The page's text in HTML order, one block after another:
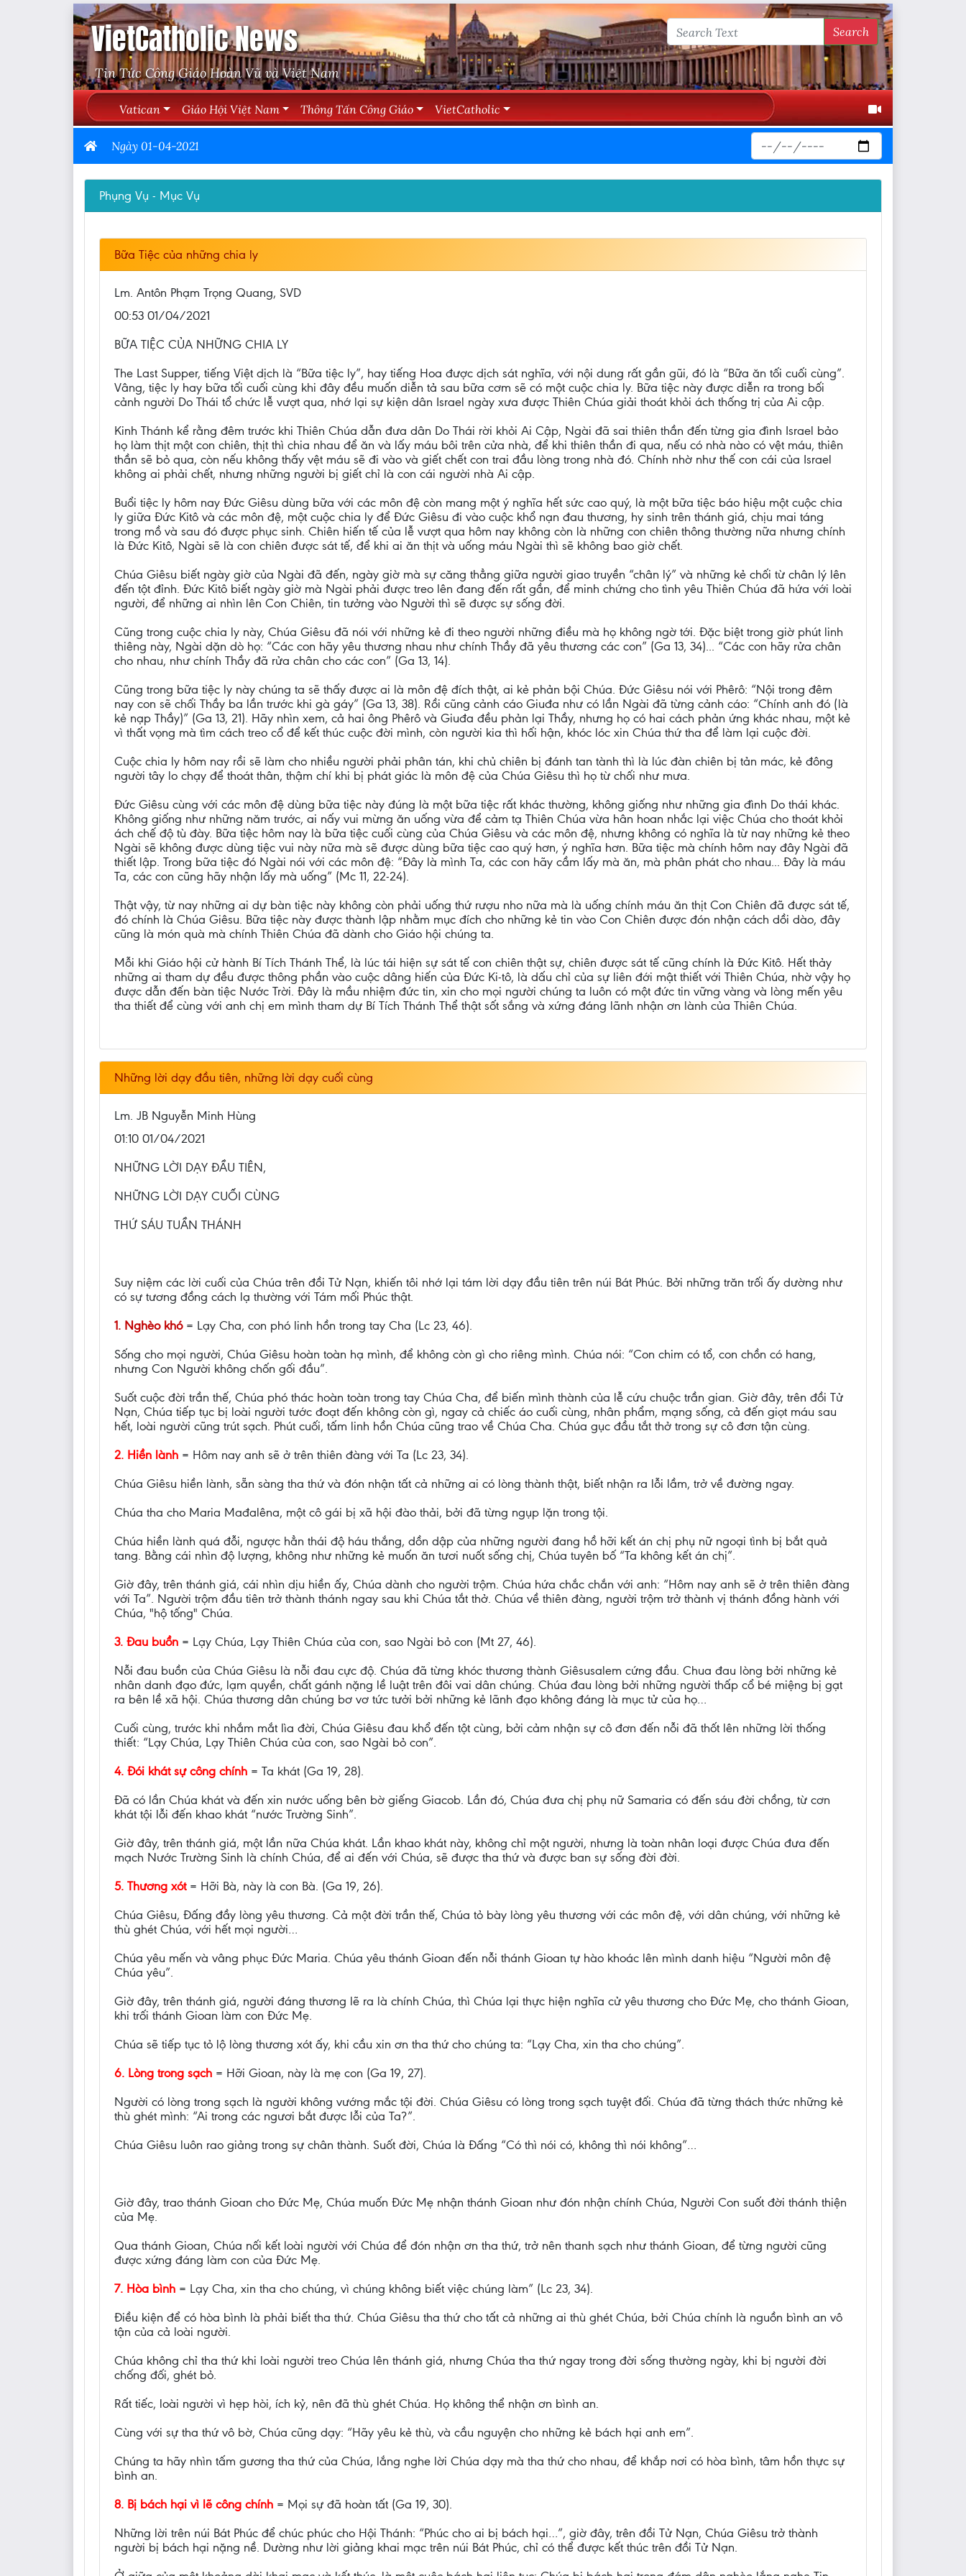
VietCatholic News
Tin Tức Công Giáo Hoàn Vũ và Việt Nam
Search
Vatican Giáo Hội Việt Nam Thông Tấn Công Giáo VietCatholic
Ngày 01-04-2021
Phụng Vụ - Mục Vụ
Bữa Tiệc của những chia ly
Lm. Antôn Phạm Trọng Quang, SVD
00:53 01/04/2021
BỮA TIỆC CỦA NHỮNG CHIA LY
The Last Supper, tiếng Việt dịch là “Bữa tiệc ly”, hay tiếng Hoa được dịch sát nghĩa, với nội dung rất gần gũi, đó là “Bữa ăn tối cuối cùng”.
Vâng, tiệc ly hay bữa tối cuối cùng khi đây đều muốn diễn tả sau bữa cơm sẽ có một cuộc chia ly. Bữa tiệc này được diễn ra trong bối
cảnh người Do Thái tổ chức lễ vượt qua, nhớ lại sự kiện dân Israel ngày xưa được Thiên Chúa giải thoát khỏi ách thống trị của Ai cập.
Kinh Thánh kể rằng đêm trước khi Thiên Chúa dẫn đưa dân Do Thái rời khỏi Ai Cập, Ngài đã sai thiên thần đến từng gia đình Israel bảo
họ làm thịt một con chiên, thịt thì chia nhau để ăn và lấy máu bôi trên cửa nhà, để khi thiên thần đi qua, nếu có nhà nào có vệt máu, thiên
thần sẽ bỏ qua, còn nếu không thấy vệt máu sẽ đi vào và giết chết con trai đầu lòng trong nhà đó. Chính nhờ như thế con cái của Israel
không ai phải chết, nhưng những người bị giết chỉ là con cái người nhà Ai cập.
Buổi tiệc ly hôm nay Đức Giêsu dùng bữa với các môn đệ còn mang một ý nghĩa hết sức cao quý, là một bữa tiệc báo hiệu một cuộc chia
ly giữa Đức Kitô và các môn đệ, một cuộc chia ly để Đức Giêsu đi vào cuộc khổ nạn đau thương, hy sinh trên thánh giá, chịu mai táng
trong mồ và sau đó được phục sinh. Chiên hiến tế của lễ vượt qua hôm nay không còn là những con chiên thông thường nữa nhưng chính
là Đức Kitô, Ngài sẽ là con chiên được sát tế, để khi ai ăn thịt và uống máu Ngài thì sẽ không bao giờ chết.
Chúa Giêsu biết ngày giờ của Ngài đã đến, ngày giờ mà sự căng thẳng giữa người giao truyền “chân lý” và những kẻ chối từ chân lý lên
đến tột đỉnh. Đức Kitô biết ngày giờ mà Ngài phải được treo lên đang đến rất gần, để minh chứng cho tình yêu Thiên Chúa đã hứa với loài
người, để những ai nhìn lên Con Chiên, tin tưởng vào Người thì sẽ được sự sống đời.
Cũng trong cuộc chia ly này, Chúa Giêsu đã nói với những kẻ đi theo người những điều mà họ không ngờ tới. Đặc biệt trong giờ phút linh
thiêng này, Ngài dặn dò họ: “Các con hãy yêu thương nhau như chính Thầy đã yêu thương các con” (Ga 13, 34)... “Các con hãy rửa chân
cho nhau, như chính Thầy đã rửa chân cho các con” (Ga 13, 14).
Cũng trong bữa tiệc ly này chúng ta sẽ thấy được ai là môn đệ đích thật, ai kẻ phản bội Chúa. Đức Giêsu nói với Phêrô: “Nội trong đêm
nay con sẽ chối Thầy ba lần trước khi gà gáy” (Ga 13, 38). Rồi cũng cảnh cáo Giuđa như có lần Ngài đã từng cảnh cáo: “Chính anh đó (là
kẻ nạp Thầy)” (Ga 13, 21). Hãy nhìn xem, cả hai ông Phêrô và Giuđa đều phản lại Thầy, nhưng họ có hai cách phản ứng khác nhau, một kẻ
vì thất vọng mà tìm cách treo cổ để kết thúc cuộc đời mình, còn người kia thì hối hận, khóc lóc xin Chúa thứ tha để làm lại cuộc đời.
Cuộc chia ly hôm nay rồi sẽ làm cho nhiều người phải phân tán, khi chủ chiên bị đánh tan tành thì là lúc đàn chiên bị tản mác, kẻ đông
người tây lo chạy để thoát thân, thậm chí khi bị phát giác là môn đệ của Chúa Giêsu thì họ từ chối như mưa.
Đức Giêsu cùng với các môn đệ dùng bữa tiệc này đúng là một bữa tiệc rất khác thường, không giống như những gia đình Do thái khác.
Không giống như những năm trước, ai nấy vui mừng ăn uống vừa để cảm tạ Thiên Chúa vừa hân hoan nhắc lại việc Chúa cho thoát khỏi
ách chế độ tù đày. Bữa tiệc hôm nay là bữa tiệc cuối cùng của Chúa Giêsu và các môn đệ, nhưng không có nghĩa là từ nay những kẻ theo
Ngài sẽ không được dùng tiệc vui này nữa mà sẽ được dùng bữa tiệc cao quý hơn, ý nghĩa hơn. Bữa tiệc mà chính hôm nay đây Ngài đã
thiết lập. Trong bữa tiệc đó Ngài nói với các môn đệ: “Đây là mình Ta, các con hãy cầm lấy mà ăn, mà phân phát cho nhau... Đây là máu
Ta, các con cũng hãy nhận lấy mà uống” (Mc 11, 22-24).
Thật vậy, từ nay những ai dự bàn tiệc này không còn phải uống thứ rượu nho nữa mà là uống chính máu ăn thịt Con Chiên đã được sát tế,
đó chính là Chúa Giêsu. Bữa tiệc này được thành lập nhằm mục đích cho những kẻ tin vào Con Chiên được đón nhận cách dồi dào, đây
cũng là món quà mà chính Thiên Chúa đã dành cho Giáo hội chúng ta.
Mỗi khi Giáo hội cử hành Bí Tích Thánh Thể, là lúc tái hiện sự sát tế con chiên thật sự, chiên được sát tế cũng chính là Đức Kitô. Hết thảy
những ai tham dự đều được thông phần vào cuộc dâng hiến của Đức Ki-tô, là dấu chỉ của sự liên đới mật thiết với Thiên Chúa, nhờ vậy họ
được dẫn đến bàn tiệc Nước Trời. Đây là mầu nhiệm đức tin, xin cho mọi người chúng ta luôn có một đức tin vững vàng và lòng mến yêu
tha thiết để cùng với anh chị em mình tham dự Bí Tích Thánh Thể thật sốt sắng và xứng đáng lãnh nhận ơn lành của Thiên Chúa.
Những lời dạy đầu tiên, những lời dạy cuối cùng
Lm. JB Nguyễn Minh Hùng
01:10 01/04/2021
NHỮNG LỜI DẠY ĐẦU TIÊN,
NHỮNG LỜI DẠY CUỐI CÙNG
THỨ SÁU TUẦN THÁNH
Suy niệm các lời cuối của Chúa trên đồi Tử Nạn, khiến tôi nhớ lại tám lời dạy đầu tiên trên núi Bát Phúc. Bởi những trăn trối ấy dường như
có sự tương đồng cách lạ thường với Tám mối Phúc thật.
1. Nghèo khó= Lạy Cha, con phó linh hồn trong tay Cha (Lc 23, 46).
Sống cho mọi người, Chúa Giêsu hoàn toàn hạ mình, để không còn gì cho riêng mình. Chúa nói: “Con chim có tổ, con chồn có hang,
nhưng Con Người không chốn gối đầu”.
Suốt cuộc đời trần thế, Chúa phó thác hoàn toàn trong tay Chúa Cha, để biến mình thành của lễ cứu chuộc trần gian. Giờ đây, trên đồi Tử
Nạn, Chúa tiếp tục bị loài người tước đoạt đến không còn gì, ngay cả chiếc áo cuối cùng, nhân phẩm, mạng sống, cả đến giọt máu sau
hết, loài người cũng trút sạch. Phút cuối, tấm linh hồn Chúa cũng trao về Chúa Cha. Chúa gục đầu tắt thở trong sự cô đơn tận cùng.
2. Hiền lành = Hôm nay anh sẽ ở trên thiên đàng với Ta (Lc 23, 34).
Chúa Giêsu hiền lành, sẵn sàng tha thứ và đón nhận tất cả những ai có lòng thành thật, biết nhận ra lỗi lầm, trở về đường ngay.
Chúa tha cho Maria Mađalêna, một cô gái bị xã hội đào thải, bởi đã từng ngụp lặn trong tội.
Chúa hiền lành quá đỗi, ngược hẳn thái độ háu thắng, dồn dập của những người đang hồ hỡi kết án chị phụ nữ ngoại tình bị bắt quả
tang. Bằng cái nhìn độ lượng, không như những kẻ muốn ăn tươi nuốt sống chị, Chúa tuyên bố “Ta không kết án chị”.
Giờ đây, trên thánh giá, cái nhìn dịu hiền ấy, Chúa dành cho người trộm. Chúa hứa chắc chắn với anh: “Hôm nay anh sẽ ở trên thiên đàng
với Ta”. Người trộm đầu tiên trở thành thánh ngay sau khi Chúa tắt thở. Chúa về thiên đàng, người trộm trở thành vị thánh đồng hành với
Chúa, "hộ tống" Chúa.
3. Đau buồn = Lạy Chúa, Lạy Thiên Chúa của con, sao Ngài bỏ con (Mt 27, 46).
Nỗi đau buồn của Chúa Giêsu là nỗi đau cực độ. Chúa đã từng khóc thương thành Giêsusalem cứng đầu. Chua đau lòng bởi những kẻ
nhân danh đạo đức, lạm quyền, chất gánh nặng lề luật trên đôi vai dân chúng. Chúa đau lòng bởi những người thấp cổ bé miệng bị gạt
ra bên lề xã hội. Chúa thương dân chúng bơ vơ tức tưởi bởi những kẻ lãnh đạo không đáng là mục tử của họ…
Cuối cùng, trước khi nhắm mắt lìa đời, Chúa Giêsu đau khổ đến tột cùng, bởi cảm nhận sự cô đơn đến nỗi đã thốt lên những lời thống
thiết: “Lạy Chúa, Lạy Thiên Chúa của con, sao Ngài bỏ con”.
4. Đói khát sự công chính = Ta khát (Ga 19, 28).
Đã có lần Chúa khát và đến xin nước uống bên bờ giếng Giacob. Lần đó, Chúa đưa chị phụ nữ Samaria có đến sáu đời chồng, từ cơn
khát tội lỗi đến khao khát “nước Trường Sinh”.
Giờ đây, trên thánh giá, một lần nữa Chúa khát. Lần khao khát này, không chỉ một người, nhưng là toàn nhân loại được Chúa đưa đến
mạch Nước Trường Sinh là chính Chúa, để ai đến với Chúa, sẽ được tha thứ và được ban sự sống đời đời.
5. Thương xót = Hỡi Bà, này là con Bà. (Ga 19, 26).
Chúa Giêsu, Đấng đầy lòng yêu thương. Cả một đời trần thế, Chúa tỏ bày lòng yêu thương với các môn đệ, với dân chúng, với những kẻ
thù ghét Chúa, với hết mọi người…
Chúa yêu mến và vâng phục Đức Maria. Chúa yêu thánh Gioan đến nỗi thánh Gioan tự hào khoác lên mình danh hiệu “Người môn đệ
Chúa yêu”.
Giờ đây, trên thánh giá, người đáng thương lẽ ra là chính Chúa, thì Chúa lại thực hiện nghĩa cử yêu thương cho Đức Mẹ, cho thánh Gioan,
khi trối thánh Gioan làm con Đức Mẹ.
Chúa sẽ tiếp tục tỏ lộ lòng thương xót ấy, khi cầu xin ơn tha thứ cho chúng ta: “Lạy Cha, xin tha cho chúng”.
6. Lòng trong sạch = Hỡi Gioan, này là mẹ con (Ga 19, 27).
Người có lòng trong sạch là người không vướng mắc tội đời. Chúa Giêsu có lòng trong sạch tuyệt đối. Chúa đã từng thách thức những kẻ
thù ghét mình: “Ai trong các ngươi bắt được lỗi của Ta?”.
Chúa Giêsu luôn rao giảng trong sự chân thành. Suốt đời, Chúa là Đấng “Có thì nói có, không thì nói không”…
Giờ đây, trao thánh Gioan cho Đức Mẹ, Chúa muốn Đức Mẹ nhận thánh Gioan như đón nhận chính Chúa, Người Con suốt đời thánh thiện
của Mẹ.
Qua thánh Gioan, Chúa nối kết loài người với Chúa để đón nhận ơn tha thứ, trở nên thanh sạch như thánh Gioan, để từng người cũng
được xứng đáng làm con của Đức Mẹ.
7. Hòa bình = Lạy Cha, xin tha cho chúng, vì chúng không biết việc chúng làm” (Lc 23, 34).
Điều kiện để có hòa bình là phải biết tha thứ. Chúa Giêsu tha thứ cho tất cả những ai thù ghét Chúa, bởi Chúa chính là nguồn bình an vô
tận của cả loài người.
Chúa không chỉ tha thứ khi loài người treo Chúa lên thánh giá, nhưng Chúa tha thứ ngay trong đời sống thường ngày, khi bị người đời
chống đối, ghét bỏ.
Rất tiếc, loài người vì hẹp hòi, ích kỷ, nên đã thù ghét Chúa. Họ không thể nhận ơn bình an.
Cùng với sự tha thứ vô bờ, Chúa cũng dạy: “Hãy yêu kẻ thù, và cầu nguyện cho những kẻ bách hại anh em”.
Chúng ta hãy nhìn tấm gương tha thứ của Chúa, lắng nghe lời Chúa dạy mà tha thứ cho nhau, để khắp nơi có hòa bình, tâm hồn thực sự
bình an.
8. Bị bách hại vì lẽ công chính = Mọi sự đã hoàn tất (Ga 19, 30).
Những lời trên núi Bát Phúc để chúc phúc cho Hội Thánh: “Phúc cho ai bị bách hại…”, giờ đây, trên đồi Tử Nạn, Chúa Giêsu trở thành
người bị bách hại nặng nề. Dường như lời giảng khai mạc trên núi Bát Phúc, chỉ có thể được kết thúc trên đồi Tử Nạn.